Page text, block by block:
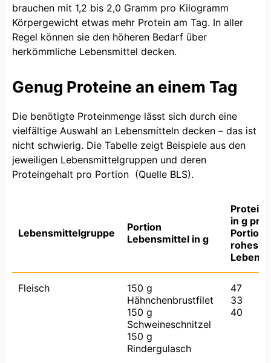
brauchen mit 1,2 bis 2,0 Gramm pro Kilogramm
Körpergewicht etwas mehr Protein am Tag. In aller
Regel können sie den höheren Bedarf über
herkömmliche Lebensmittel decken.
Genug Proteine an einem Tag
Die benötigte Proteinmenge lässt sich durch eine
vielfältige Auswahl an Lebensmitteln decken – das ist
nicht schwierig. Die Tabelle zeigt Beispiele aus den
jeweiligen Lebensmittelgruppen und deren
Proteingehalt pro Portion (Quelle BLS).
Lebensmittelgruppe
Portion
Lebensmittel in g
in g pro
Portion
rohes
Fleisch
150 g
Hähnchenbrustfilet
150 g
Schweineschnitzel
150 g
Rindergulasch
47
33
40